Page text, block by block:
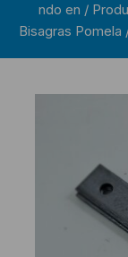
ndo en /
Bisagras Pomela